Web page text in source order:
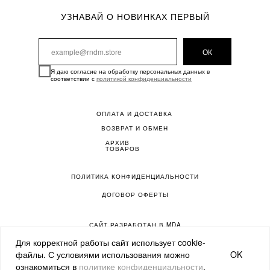
Я даю согласие на обработку персональных данных в
соответствии с политикой конфиденциальности
ОК
УЗНАВАЙ О НОВИНКАХ ПЕРВЫЙ
ОПЛАТА И ДОСТАВКА
ВОЗВРАТ И ОБМЕН
АРХИВ
ТОВАРОВ
ПОЛИТИКА КОНФИДЕНЦИАЛЬНОСТИ
ДОГОВОР ОФЕРТЫ
САЙТ РАЗРАБОТАН В MDA
Для корректной работы сайт использует cookie-
файлы. С условиями использования можно
ознакомиться в политике конфиденциальности.
OK